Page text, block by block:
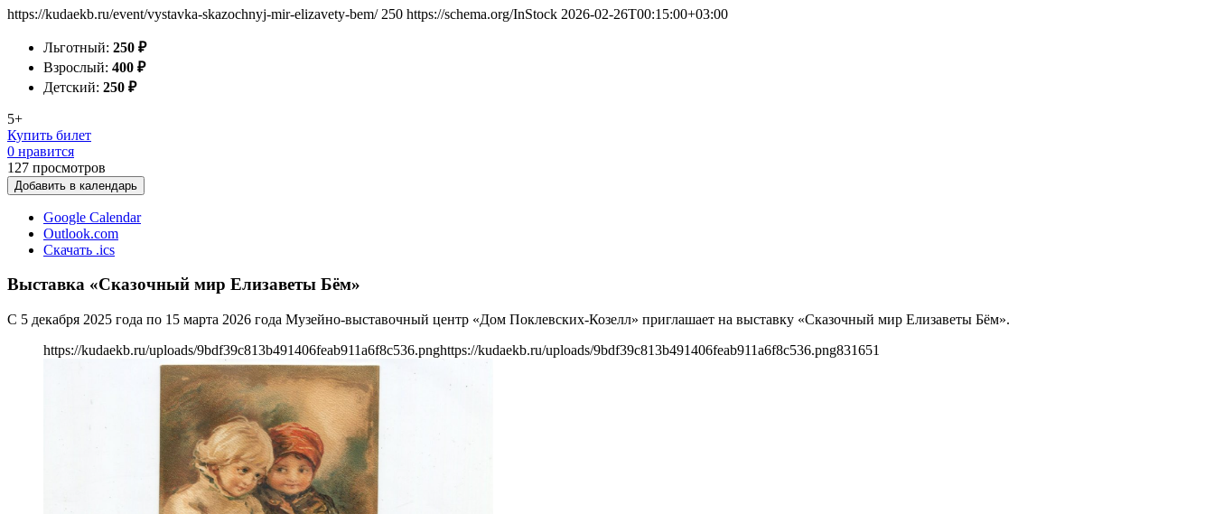
https://kudaekb.ru/event/vystavka-skazochnyj-mir-elizavety-bem/ 250 https://schema.org/InStock 2026-02-26T00:15:00+03:00
Льготный: 250 ₽
Взрослый: 400 ₽
Детский: 250 ₽
5+
Купить билет
0 нравится
127 просмотров
Добавить в календарь
Google Calendar
Outlook.com
Скачать .ics
Выставка «Сказочный мир Елизаветы Бём»
С 5 декабря 2025 года по 15 марта 2026 года Музейно-выставочный центр «Дом Поклевских-Козелл» приглашает на выставку «Сказочный мир Елизаветы Бём».
https://kudaekb.ru/uploads/9bdf39c813b491406feab911a6f8c536.pnghttps://kudaekb.ru/uploads/9bdf39c813b491406feab911a6f8c536.png831651